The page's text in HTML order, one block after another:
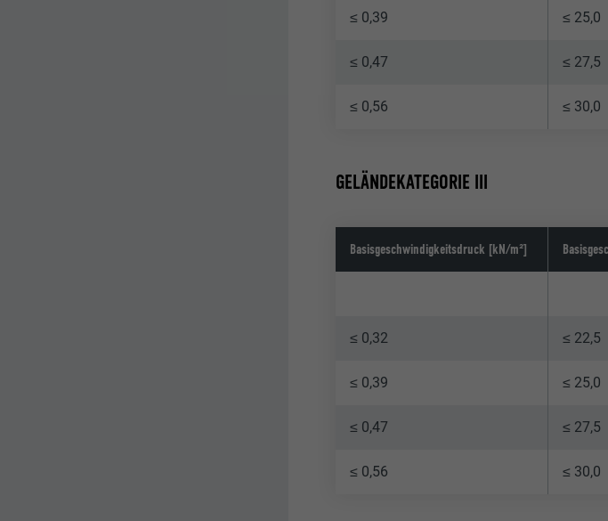
≤ 0,39 ≤ 25,0
≤ 0,47 ≤ 27,5
≤ 0,56 ≤ 30,0
GELÄNDEKATEGORIE III
Basisgeschwindigkeitsdruck [kN/m²]
≤ 0,32 ≤ 22,5
≤ 0,39 ≤ 25,0
≤ 0,47 ≤ 27,5
≤ 0,56 ≤ 30,0